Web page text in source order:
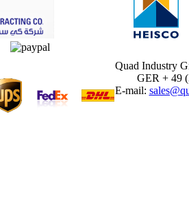
Quad Industry
GER + 49
E-mail: